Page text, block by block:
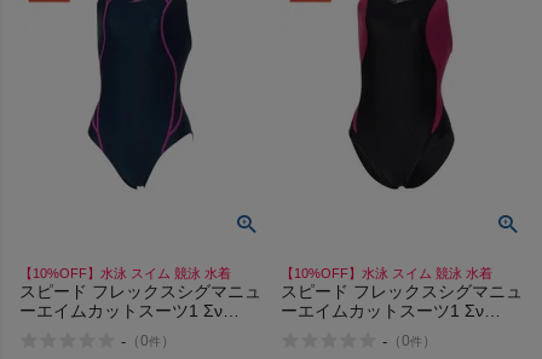
【10%OFF】水泳 スイム 競泳 水着
スピード フレックスシグマニュ
ーエイムカットスーツ1 Σν
- （0件 ）
【10%OFF】水泳 スイム 競泳 水着
スピード フレックスシグマニュ
ーエイムカットスーツ1 Σν
- （0件 ）